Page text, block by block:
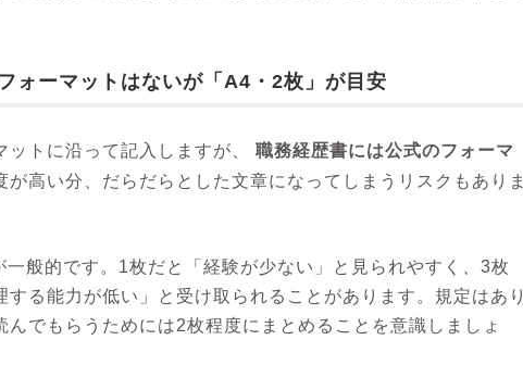
ォーマットはないが「A4・2枚」が目安
トに沿って記入しますが、
職務経歴書には公式のフォーマ
が高い分、だらだらとした文章になってしまうリスクもありま
般的です。1枚だと「経験が少ない」と見られやすく、3枚
する能力が低い」と受け取られることがあります。規定はあり
んでもらうためには2枚程度にまとめることを意識しましょ